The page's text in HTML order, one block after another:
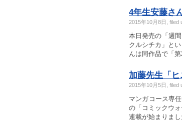
4年生安藤さ
2015年10月8日, filed
本日発売の「週
クルシチカ」と
んは同作品で「
加藤先生「ヒ
2015年10月5日, filed
マンガコース専
の「コミックウ
連載が始まりま